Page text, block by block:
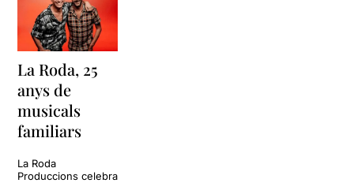
La Roda, 25
anys de
musicals
familiars
La Roda
Produccions celebra